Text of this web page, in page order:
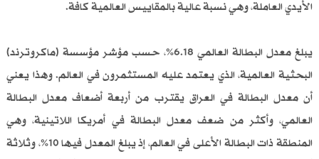
الأيدي العاملة، وهي نسبة عالية بالمقاييس العالمية كافة.
يبلغ معدل البطالة العالمي 6.18%، حسب مؤشر مؤسسة (ماكروترند)
البحثية العالمية، الذي يعتمد عليه المستثمرون في العالم. وهذا يعني
أن معدل البطالة في العراق يقترب من أربعة أضعاف معدل البطالة
العالمي، وأكثر من ضعف معدل البطالة في أمريكا اللاتينية، وهي
المنطقة ذات البطالة الأعلى في العالم، إذ يبلغ المعدل فيها 10%، وثلاثة